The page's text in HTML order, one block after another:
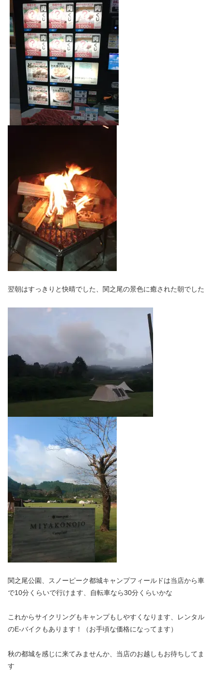
翌朝はすっきりと快晴でした、関之尾の景色に癒された朝でした
関之尾公園、スノーピーク都城キャンプフィールドは当店から車
で10分くらいで行けます、自転車なら30分くらいかな
これからサイクリングもキャンプもしやすくなります、レンタル
のE-バイクもあります！（お手頃な価格になってます）
秋の都城を感じに来てみませんか、当店のお越しもお待ちしてま
す